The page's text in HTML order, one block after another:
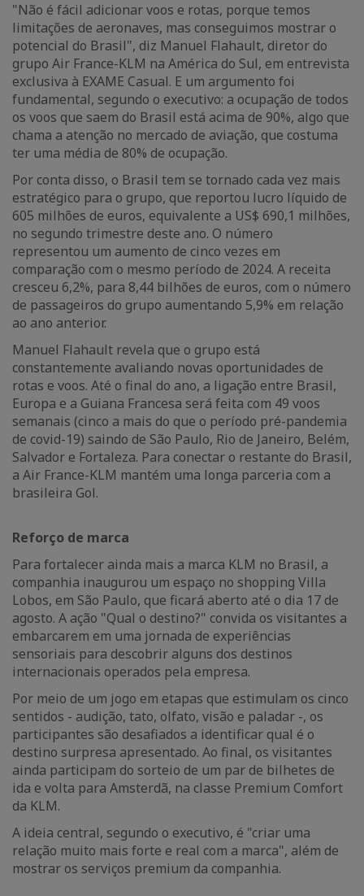
"Não é fácil adicionar voos e rotas, porque temos
limitações de aeronaves, mas conseguimos mostrar o
potencial do Brasil", diz Manuel Flahault, diretor do
grupo Air France-KLM na América do Sul, em entrevista
exclusiva à EXAME Casual. E um argumento foi
fundamental, segundo o executivo: a ocupação de todos
os voos que saem do Brasil está acima de 90%, algo que
chama a atenção no mercado de aviação, que costuma
ter uma média de 80% de ocupação.
Por conta disso, o Brasil tem se tornado cada vez mais
estratégico para o grupo, que reportou lucro líquido de
605 milhões de euros, equivalente a US$ 690,1 milhões,
no segundo trimestre deste ano. O número
representou um aumento de cinco vezes em
comparação com o mesmo período de 2024. A receita
cresceu 6,2%, para 8,44 bilhões de euros, com o número
de passageiros do grupo aumentando 5,9% em relação
ao ano anterior.
Manuel Flahault revela que o grupo está
constantemente avaliando novas oportunidades de
rotas e voos. Até o final do ano, a ligação entre Brasil,
Europa e a Guiana Francesa será feita com 49 voos
semanais (cinco a mais do que o período pré-pandemia
de covid-19) saindo de São Paulo, Rio de Janeiro, Belém,
Salvador e Fortaleza. Para conectar o restante do Brasil,
a Air France-KLM mantém uma longa parceria com a
brasileira Gol.
Reforço de marca
Para fortalecer ainda mais a marca KLM no Brasil, a
companhia inaugurou um espaço no shopping Villa
Lobos, em São Paulo, que ficará aberto até o dia 17 de
agosto. A ação "Qual o destino?" convida os visitantes a
embarcarem em uma jornada de experiências
sensoriais para descobrir alguns dos destinos
internacionais operados pela empresa.
Por meio de um jogo em etapas que estimulam os cinco
sentidos - audição, tato, olfato, visão e paladar -, os
participantes são desafiados a identificar qual é o
destino surpresa apresentado. Ao final, os visitantes
ainda participam do sorteio de um par de bilhetes de
ida e volta para Amsterdã, na classe Premium Comfort
da KLM.
A ideia central, segundo o executivo, é "criar uma
relação muito mais forte e real com a marca", além de
mostrar os serviços premium da companhia.